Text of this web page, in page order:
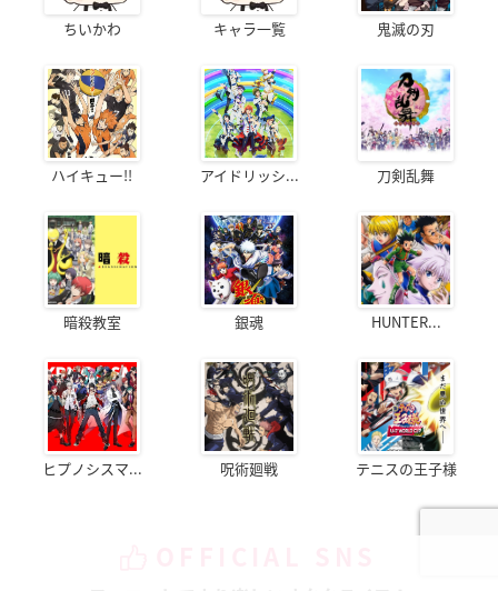
ちいかわ キャラ一覧 鬼滅の刃
ハイキュー!! アイドリッシ... 刀剣乱舞
暗殺教室 銀魂 HUNTER...
ヒプノシスマ... 呪術廻戦 テニスの王子様